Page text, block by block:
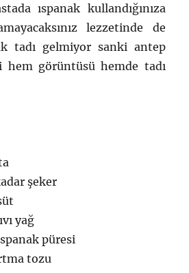
ıspanak kullandığınıza
lezzetinde de
tadı gelmiyor sanki antep
hem görüntüsü hemde tadı
şeker
yağ
püresi
tozu